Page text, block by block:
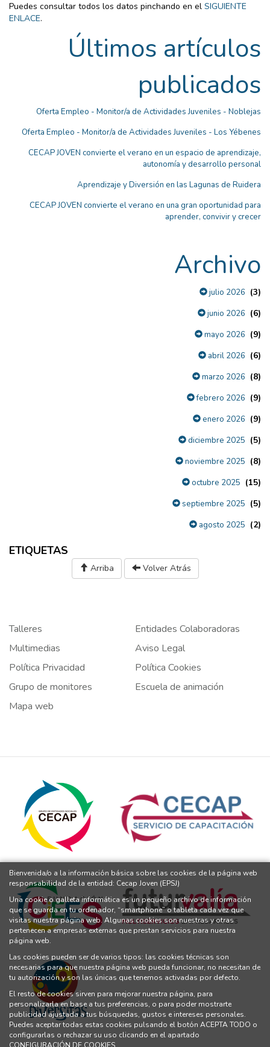
Puedes consultar todos los datos pinchando en el SIGUIENTE
ENLACE.
Últimos artículos
publicados
Oferta Empleo - Monitor/a de Actividades Juveniles - Noblejas
Oferta Empleo - Monitor/a de Actividades Juveniles - Los Yébenes
CECAP JOVEN convierte el verano en un espacio de aprendizaje,
autonomía y desarrollo personal
Aprendizaje y Diversión en las Lagunas de Ruidera
CECAP JOVEN convierte el verano en una gran oportunidad para
aprender, convivir y crecer
Archivo
julio 2026 (3)
junio 2026 (6)
mayo 2026 (9)
abril 2026 (6)
marzo 2026 (8)
febrero 2026 (9)
enero 2026 (9)
diciembre 2025 (5)
noviembre 2025 (8)
octubre 2025 (15)
septiembre 2025 (5)
agosto 2025 (2)
ETIQUETAS
Arriba Volver Atrás
Talleres
Entidades Colaboradoras
Multimedias
Aviso Legal
Política Privacidad
Política Cookies
Grupo de monitores
Escuela de animación
Mapa web
Bienvenida/o a la información básica sobre las cookies de la página web
responsabilidad de la entidad: Cecap Joven (EPSJ)
Una cookie o galleta informática es un pequeño archivo de información
que se guarda en tu ordenador, “smartphone” o tableta cada vez que
visitas nuestra página web. Algunas cookies son nuestras y otras
pertenecen a empresas externas que prestan servicios para nuestra
página web.
Las cookies pueden ser de varios tipos: las cookies técnicas son
necesarias para que nuestra página web pueda funcionar, no necesitan de
tu autorización y son las únicas que tenemos activadas por defecto.
El resto de cookies sirven para mejorar nuestra página, para
personalizarla en base a tus preferencias, o para poder mostrarte
publicidad ajustada a tus búsquedas, gustos e intereses personales.
Puedes aceptar todas estas cookies pulsando el botón ACEPTA TODO o
configurarlas o rechazar su uso clicando en el apartado